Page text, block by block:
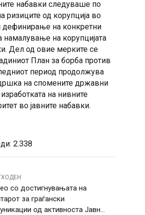
набавки следуваше по
ризиците од корупција во
дефинирање на конкретни
на корупцијата
Дел од овие мерките се
План за борба против
период продолжува
на спомените државни
изработката на нивните
во јавните набавки.
2.338
со достигнувањата на
за граѓански
од активноста Јавно